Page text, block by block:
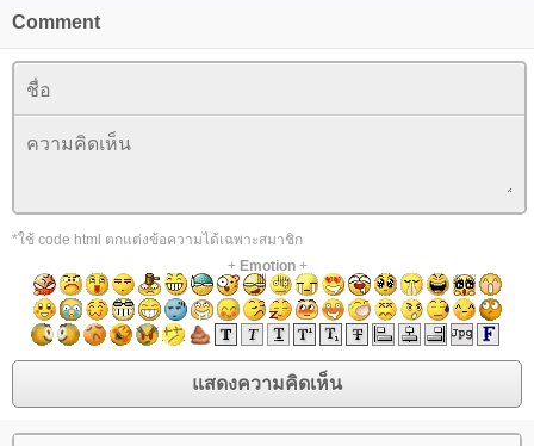
Comment
*ใช้ code html ตกแต่งข้อความได้เฉพาะสมาชิก
+ Emotion+